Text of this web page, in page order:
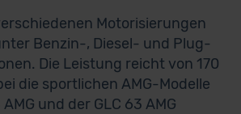
Motorisierungen
Benzin-, Diesel- und Plug-
Die Leistung reicht von 170
die sportlichen AMG-Modelle
und der GLC 63 AMG